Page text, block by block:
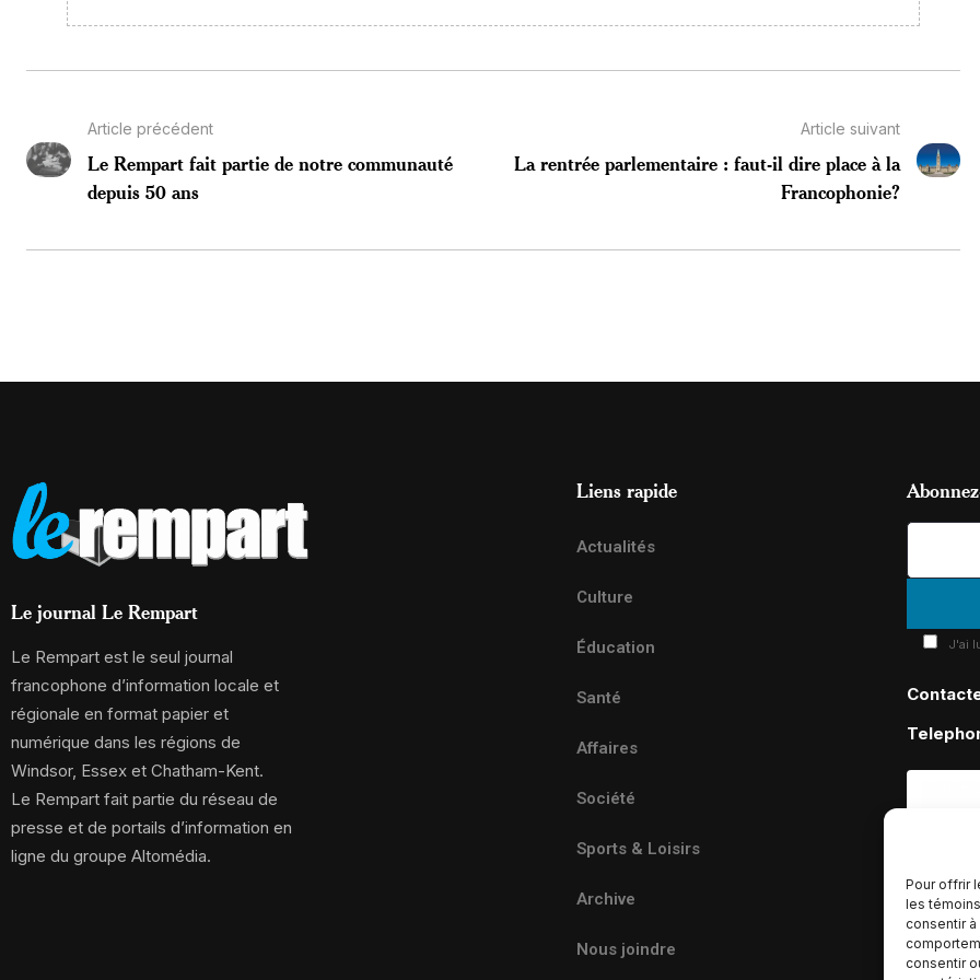
Pour offrir
les
consentir
consentir
Article précédent
Le Rempart fait partie de notre communauté
depuis 50 ans
Article suivant
La rentrée parlementaire : faut-il dire place à la
Francophonie?
Le journal Le Rempart
Le Rempart est le seul journal
francophone d’information locale et
régionale en format papier et
numérique dans les régions de
Windsor, Essex et Chatham-Kent.
Le Rempart fait partie du réseau de
presse et de portails d’information en
ligne du groupe Altomédia.
Liens rapide
Actualités
Culture
Éducation
Santé
Affaires
Société
Sports & Loisirs
Archive
Nous joindre
J'ai